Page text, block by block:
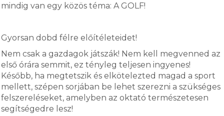
mindig van egy közös téma: A GOLF!
Gyorsan dobd félre előítéleteidet!
Nem csak a gazdagok játszák! Nem kell megvenned az
első órára semmit, ez tényleg teljesen ingyenes!
Később, ha megtetszik és elkötelezted magad a sport
mellett, szépen sorjában be lehet szerezni a szükséges
felszereléseket, amelyben az oktató természetesen
segítségedre lesz!